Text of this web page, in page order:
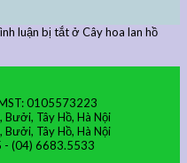
luận bị tắtở Cây hoa lan hồ
0105573223
Bưởi, Tây Hồ, Hà Nội
Bưởi, Tây Hồ, Hà Nội
- (04) 6683.5533